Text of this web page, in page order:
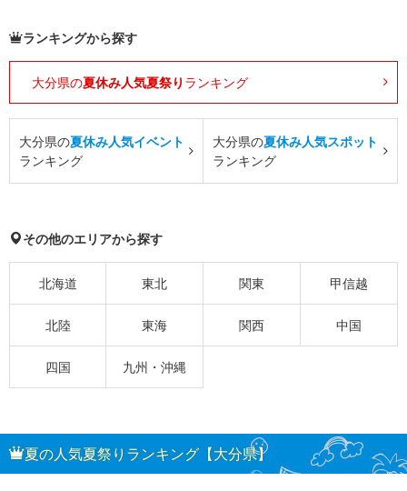
ランキングから探す
大分県の夏休み人気夏祭り ランキング
大分県の夏休み人気イベント
ランキング
大分県の夏休み人気スポット
ランキング
その他のエリアから探す
北海道 東北 関東 甲信越
北陸 東海 関西 中国
四国 九州・沖縄
夏の人気夏祭りランキング【大分県】